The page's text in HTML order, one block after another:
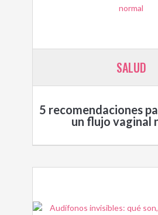
SALUD
5 recomendaciones
un flujo vaginal